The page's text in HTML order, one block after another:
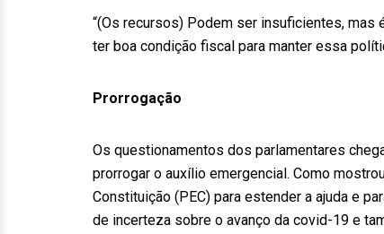
“(Os recursos) Podem ser insuficientes,
ter boa condição fiscal para manter essa
Prorrogação
Os questionamentos dos parlamentares
prorrogar o auxílio emergencial. Como
Constituição (PEC) para estender a ajuda e
de incerteza sobre o avanço da covid-19 e